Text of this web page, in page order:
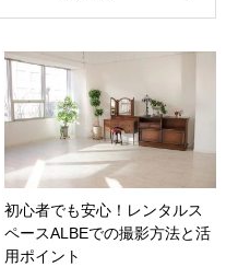
初心者でも安心！レンタルス
ペースALBEでの撮影方法と活
用ポイント